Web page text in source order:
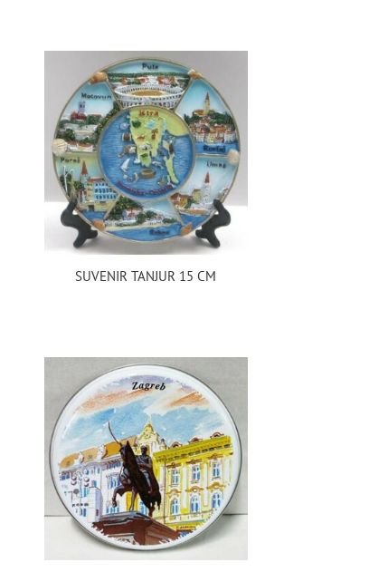
SUVENIR TANJUR 15 CM